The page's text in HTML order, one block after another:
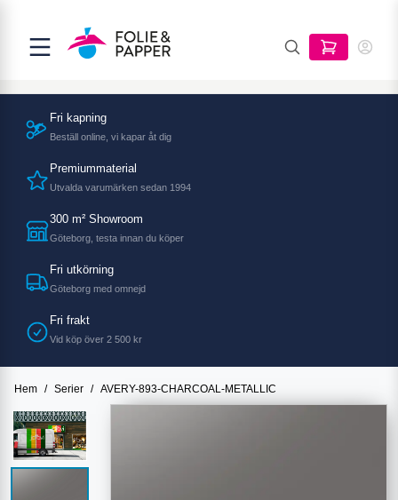
Fri kapning
Beställ online, vi kapar åt dig
Premiummaterial
Utvalda varumärken sedan 1994
300 m² Showroom
Göteborg, testa innan du köper
Fri utkörning
Göteborg med omnejd
Fri frakt
Vid köp över 2 500 kr
Hem / Serier / AVERY-893-CHARCOAL-METALLIC